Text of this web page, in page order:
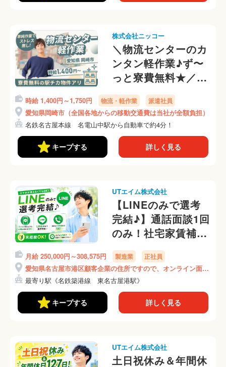
株式会社ニッコー
＼物流センターのカ
ンタン軽作業♪ず〜
っと寮費無料★／中
高年・ミドル活躍
中！長そでの私服勤
務OK(291-3)
時給 1,400円～1,750円 物流・軽作業 派遣社員
愛知県岡崎市（全国各地からの移動交通費は当社が全額負担）
名鉄名古屋本線 名電山中駅から自動車で約4分！
キープする 詳しく見る
UTエイム株式会社
【LINEのみで選考
完結♪】通話面談1回
のみ！社宅家賃補助
あり！【日勤&土日
祝休み】
《Abya1C》
月給 250,000円～308,575円 製造業 正社員
愛知県名古屋市港区顧客企業の住所ですので、オンライン面接
時にご説明いたします！
最寄り駅《名鉄築港線 東名古屋港駅》
キープする 詳しく見る
UTエイム株式会社
土日祝休み＆年間休